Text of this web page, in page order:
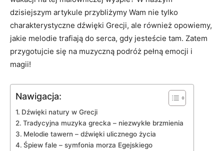
dzisiejszym artykule⁤ przybliżymy Wam nie tylko
charakterystyczne dźwięki Grecji, ale również opowiemy,
jakie melodie trafiają do serca, gdy‍ jesteście tam. Zatem
przygotujcie się na muzyczną podróż pełną emocji i
magii!
Nawigacja:
Dźwięki natury w Grecji
Tradycyjna muzyka grecka – niezwykłe brzmienia
Melodie tawern ⁣– dźwięki ulicznego życia
Śpiew fale –⁤ symfonia morza Egejskiego